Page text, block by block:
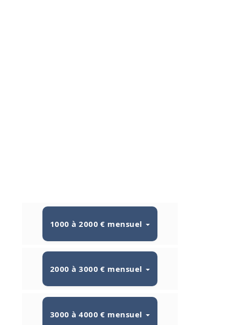
1000 à 2000 € mensuel
2000 à 3000 € mensuel
3000 à 4000 € mensuel